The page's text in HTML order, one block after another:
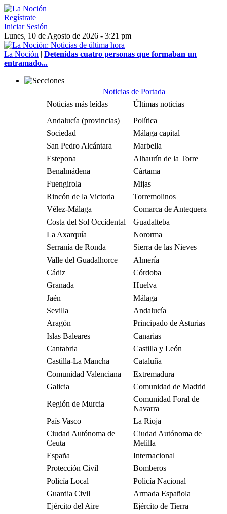
Regístrate
Iniciar Sesión
Lunes, 10 de Agosto de 2026 - 3:21 pm
La Noción | Detenidas cuatro personas que formaban un
entramado...
Noticias de Portada
Noticias más leídas
Últimas noticias
Andalucía (provincias)
Política
Sociedad
Málaga capital
San Pedro Alcántara
Marbella
Estepona
Alhaurín de la Torre
Benalmádena
Cártama
Fuengirola
Mijas
Rincón de la Victoria
Torremolinos
Vélez-Málaga
Comarca de Antequera
Costa del Sol Occidental
Guadalteba
La Axarquía
Nororma
Serranía de Ronda
Sierra de las Nieves
Valle del Guadalhorce
Almería
Cádiz
Córdoba
Granada
Huelva
Jaén
Málaga
Sevilla
Andalucía
Aragón
Principado de Asturias
Islas Baleares
Canarias
Cantabria
Castilla y León
Castilla-La Mancha
Cataluña
Comunidad Valenciana
Extremadura
Galicia
Comunidad de Madrid
Región de Murcia
Comunidad Foral de
Navarra
País Vasco
La Rioja
Ciudad Autónoma de
Ceuta
Ciudad Autónoma de
Melilla
España
Internacional
Protección Civil
Bomberos
Policía Local
Policía Nacional
Guardia Civil
Armada Española
Ejército del Aire
Ejército de Tierra